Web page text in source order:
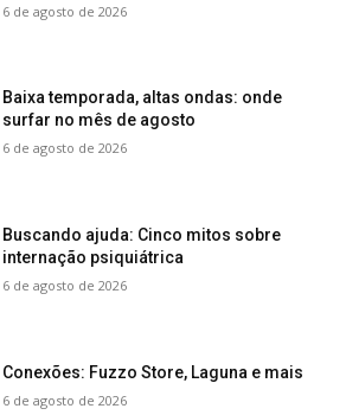
6 de agosto de 2026
Baixa temporada, altas ondas: onde
surfar no mês de agosto
6 de agosto de 2026
Buscando ajuda: Cinco mitos sobre
internação psiquiátrica
6 de agosto de 2026
Conexões: Fuzzo Store, Laguna e mais
6 de agosto de 2026